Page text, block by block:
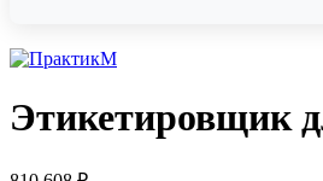
Этикетировщик